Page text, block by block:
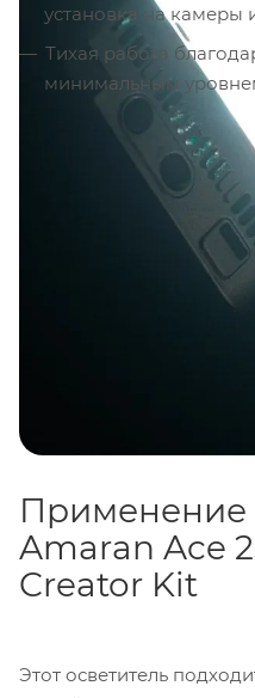
установка на камеры
Тихая работа
минимальным
Применение
Amaran Ace
Creator Kit
Этот осветитель